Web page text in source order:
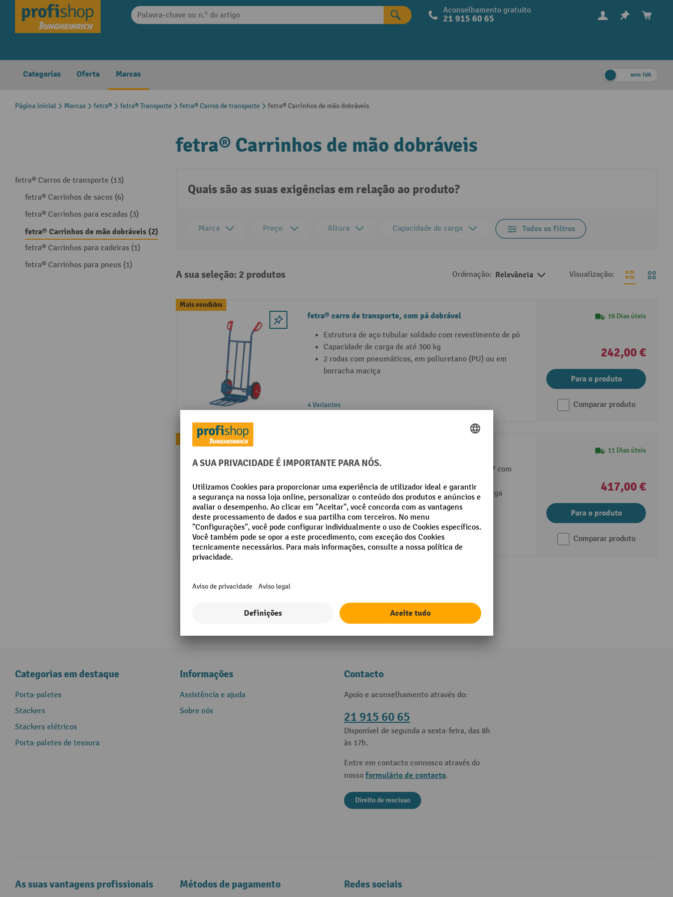
Saltar para a navegação principal Aconselhamento gratuito
21 915 60 65
Categorias Oferta Marcas sem IVA
Página inicial Marcas fetra® fetra® Transporte fetra® Carros de transporte fetra® Carrinhos de mão dobráveis
fetra® Carros de transporte (13)
fetra® Carrinhos de sacos (6)
fetra® Carrinhos para escadas (3)
fetra® Carrinhos de mão dobráveis (2)
fetra® Carrinhos para cadeiras (1)
fetra® Carrinhos para pneus (1)
fetra® Carrinhos de mão dobráveis
Quais são as suas exigências em relação ao produto?
Marca Preço Altura Capacidade de carga Todos os filtros
A sua seleção: 2 produtos Ordenação: Relevância Visualização:
Mais vendidos
fetra® carro de transporte, com pá dobrável
Estrutura de aço tubular soldado com revestimento de pó
Capacidade de carga de até 300 kg
2 rodas com pneumáticos, em poliuretano (PU) ou em
borracha maciça
4 Variantes
18 Dias úteis
242,00 €
Para o produto
Comparar produto
Mais vendidos
Carro de transporte articulado em alumínio fetra® com
Com cinto de retenção elástico para segurar a carga
Com estribo em arco em material antiderrapante
11 Dias úteis
417,00 €
Para o produto
Comparar produto
Categorias em destaque
Porta-paletes
Stackers
Stackers elétricos
Porta-paletes de tesoura
Informações
Assistência e ajuda
Sobre nós
Contacto
Apoio e aconselhamento através do:
21 915 60 65
Disponível de segunda a sexta-feira, das 8h
às 17h.
Entre em contacto connosco através do
nosso formulário de contacto.
Direito de rescisao
As suas vantagens profissionais Métodos de pagamento Redes sociais